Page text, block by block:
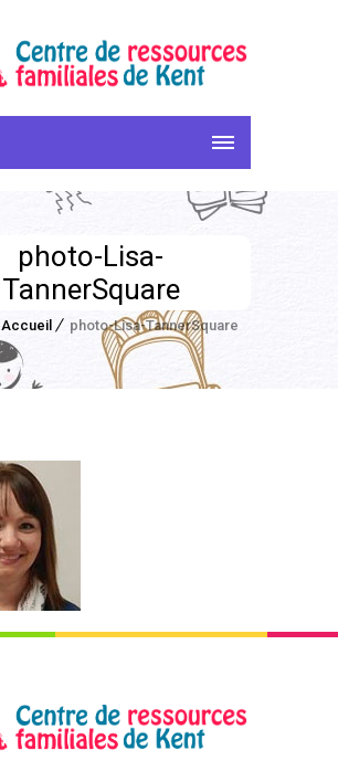
photo-Lisa-
TannerSquare
Accueil photo-Lisa-TannerSquare